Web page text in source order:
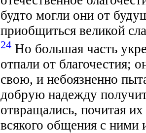
будто могли они от
приобщиться великой
24Но большая часть
отпали от благочестия;
свою, и небоязненно
добрую надежду
отвращались, почитая
всякого общения с ними